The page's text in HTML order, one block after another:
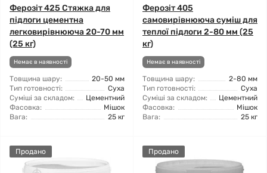
Ферозіт 425 Стяжка для
підлоги цементна
легковирівнююча 20-70 мм
(25 кг)
Немає в наявності
Товщина шару:
20-50 мм
Тип готовності:
Суха
Суміші за складом:
Цементний
Фасовка:
Мішок
Вага:
25 кг
Ферозіт 405
самовирівнююча суміш для
теплої підлоги 2-80 мм (25
кг)
Немає в наявності
Товщина шару:
2-80 мм
Тип готовності:
Суха
Суміші за складом:
Цементний
Фасовка:
Мішок
Вага:
25 кг
Продано Продано